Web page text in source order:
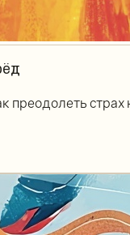
страх